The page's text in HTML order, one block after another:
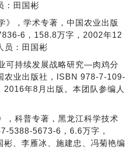
：田国彬
》，学术专著，中国农业出版
6，158.8万字，2002年12
员：田国彬
可持续发展战略研究—肉鸡分
农业出版社，ISBN 978-7-109-
年8月出版。本团队参编人
，科普专著，黑龙江科学技术
5388-5673-6，6.6万字，
、李雁冰、施建忠、冯菊艳编